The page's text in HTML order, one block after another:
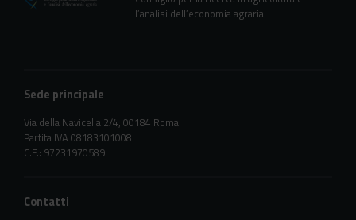
l’analisi dell’economia agraria
Sede principale
Via della Navicella 2/4, 00184 Roma
Partita IVA 08183101008
C.F.: 97231970589
Contatti